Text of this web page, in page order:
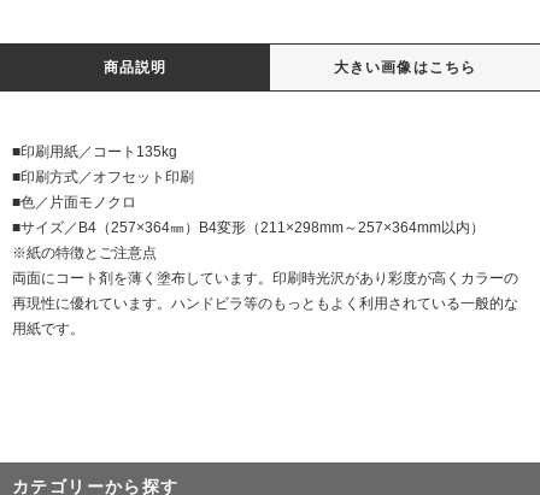
商品説明 大きい画像はこちら
■印刷用紙／コート135kg
■印刷方式／オフセット印刷
■色／片面モノクロ
■サイズ／B4（257×364㎜）B4変形（211×298mm～257×364mm以内）
※紙の特徴とご注意点
両面にコート剤を薄く塗布しています。印刷時光沢があり彩度が高くカラーの
再現性に優れています。ハンドビラ等のもっともよく利用されている一般的な
用紙です。
カテゴリーから探す